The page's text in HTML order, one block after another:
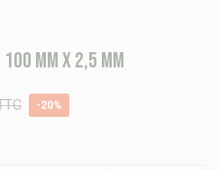
mm x 2,5 mm
-20%